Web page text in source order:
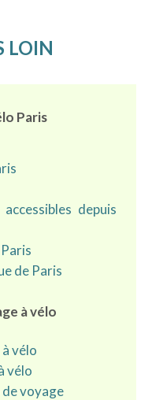
LOIN
Paris
depuis
de Paris
à vélo
vélo
vélo
voyage